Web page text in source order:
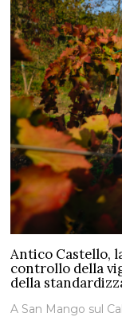
Antico Castello,
controllo della
della
A San Mango sul